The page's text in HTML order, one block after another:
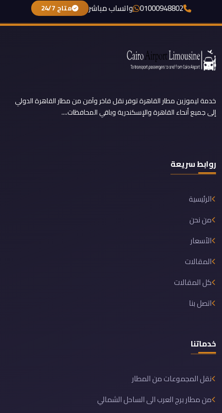
01000948802 واتساب مباشر متاح 24/7
خدمة ليموزين مطار القاهرة توفر نقل فاخر وآمن من مطار القاهرة الدولي
إلى جميع أنحاء القاهرة والإسكندرية وباقي المحافظات....
روابط سريعة
الرئيسية
من نحن
الأسعار
المقالات
كل المقالات
اتصل بنا
خدماتنا
نقل المجموعات من المطار
من مطار برج العرب الى الساحل الشمالي